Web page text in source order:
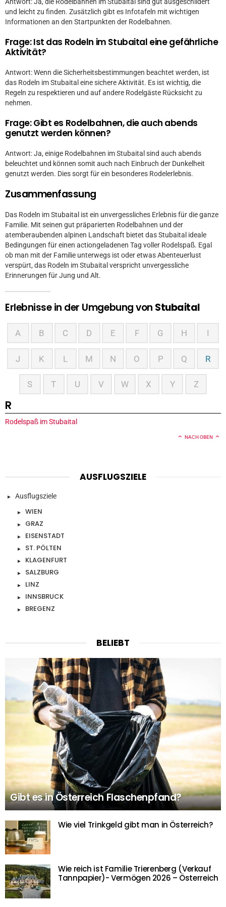
und leicht zu finden. Zusätzlich gibt es Infotafeln mit wichtigen
Informationen an den Startpunkten der Rodelbahnen.
Frage: Ist das Rodeln im Stubaital eine gefährliche
Aktivität?
Antwort: Wenn die Sicherheitsbestimmungen beachtet werden, ist
das Rodeln im Stubaital eine sichere Aktivität. Es ist wichtig, die
Regeln zu respektieren und auf andere Rodelgäste Rücksicht zu
nehmen.
Frage: Gibt es Rodelbahnen, die auch abends
genutzt werden können?
Antwort: Ja, einige Rodelbahnen im Stubaital sind auch abends
beleuchtet und können somit auch nach Einbruch der Dunkelheit
genutzt werden. Dies sorgt für ein besonderes Rodelerlebnis.
Zusammenfassung
Das Rodeln im Stubaital ist ein unvergessliches Erlebnis für die ganze
Familie. Mit seinen gut präparierten Rodelbahnen und der
atemberaubenden alpinen Landschaft bietet das Stubaital ideale
Bedingungen für einen actiongeladenen Tag voller Rodelspaß. Egal
ob man mit der Familie unterwegs ist oder etwas Abenteuerlust
verspürt, das Rodeln im Stubaital verspricht unvergessliche
Erinnerungen für Jung und Alt.
Erlebnisse in der Umgebung von Stubaital
A B C D E F G H I
J K L M N O P Q R
S T U V W X Y Z
R
Rodelspaß im Stubaital
NACH OBEN
AUSFLUGSZIELE
Ausflugsziele
WIEN
GRAZ
EISENSTADT
ST. PÖLTEN
KLAGENFURT
SALZBURG
LINZ
INNSBRUCK
BREGENZ
BELIEBT
Gibt es in Österreich Flaschenpfand?
Wie viel Trinkgeld gibt man in Österreich?
Wie reich ist Familie Trierenberg (Verkauf
Tannpapier)- Vermögen 2026 – Österreich